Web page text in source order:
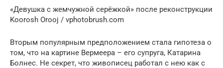
«Девушка с жемчужной серёжкой» после реконструкции
Koorosh Orooj / vphotobrush.com
Вторым популярным предположением стала гипотеза о
том, что на картине Вермеера – его супруга, Катарина
Болнес. Не секрет, что живописец работал с нею как с